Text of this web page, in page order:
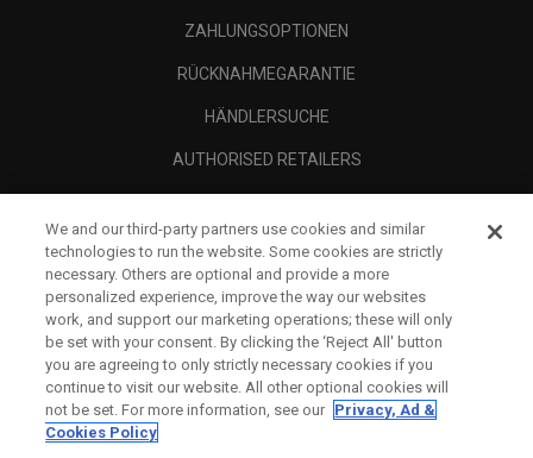
ZAHLUNGSOPTIONEN
RÜCKNAHMEGARANTIE
HÄNDLERSUCHE
AUTHORISED RETAILERS
UNTERNEHMENSPROFIL
RECHTLICHES-
We and our third-party partners use cookies and similar
technologies to run the website. Some cookies are strictly
necessary. Others are optional and provide a more
personalized experience, improve the way our websites
work, and support our marketing operations; these will only
be set with your consent. By clicking the ‘Reject All' button
you are agreeing to only strictly necessary cookies if you
continue to visit our website. All other optional cookies will
not be set. For more information, see our Privacy, Ad &
Cookies Policy